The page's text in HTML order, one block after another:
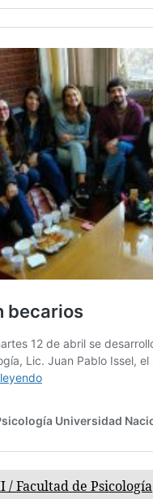
/ Facultad de Psicología